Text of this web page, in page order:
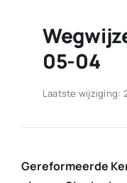
05-04
Laatste wijziging:
Gereformeerde